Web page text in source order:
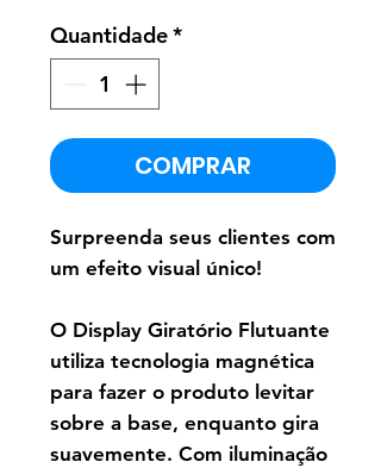
Quantidade*
COMPRAR
Surpreenda seus clientes com
um efeito visual único!
O Display Giratório Flutuante
utiliza tecnologia magnética
para fazer o produto levitar
sobre a base, enquanto gira
suavemente. Com iluminação